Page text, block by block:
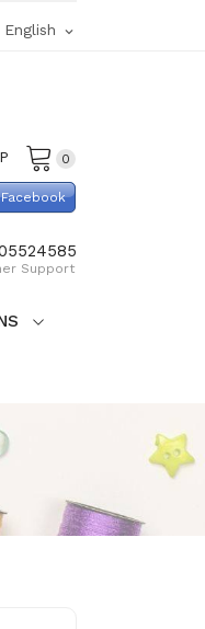
English expand_more
0
Support